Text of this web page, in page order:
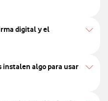
digital y el
instalen algo para usar